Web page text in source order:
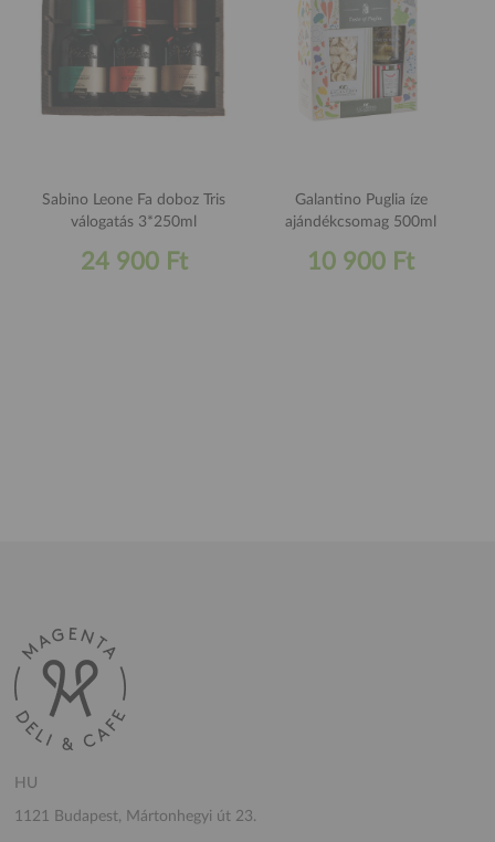
Sabino Leone Fa doboz Tris
válogatás 3*250ml
24 900 Ft
Galantino Puglia íze
ajándékcsomag 500ml
10 900 Ft
HU
1121 Budapest, Mártonhegyi út 23.